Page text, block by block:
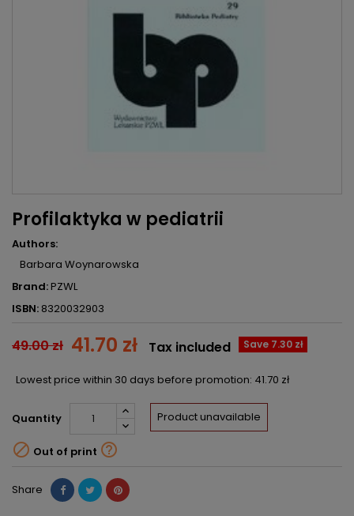
Profilaktyka w pediatrii
Authors:
Barbara Woynarowska
Brand:PZWL
ISBN: 8320032903
49.00 zł 41.70 zł Save 7.30 zł
Tax included
Lowest price within 30 days before promotion: 41.70 zł
Quantity Product unavailable
 Out of print 
Share